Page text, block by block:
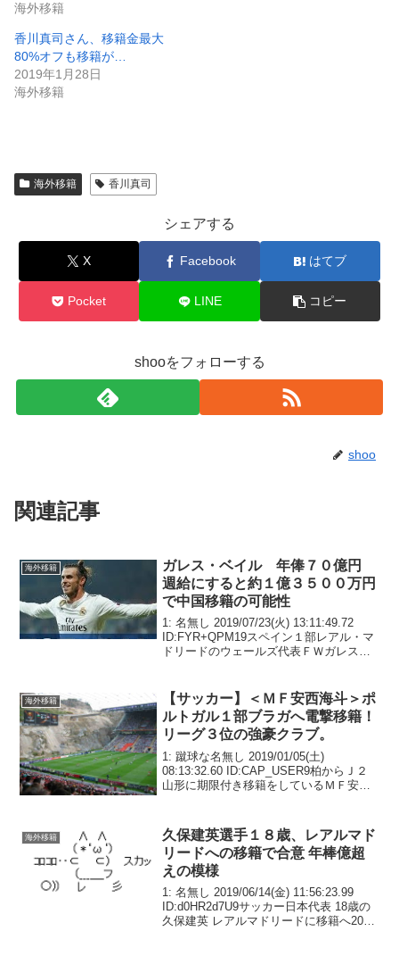
海外移籍
香川真司さん、移籍金最大
80%オフも移籍が…
2019年1月28日
海外移籍
海外移籍 香川真司
シェアする
X Facebook はてブ
Pocket LINE コピー
shooをフォローする
shoo
関連記事
海外移籍
ガレス・ベイル 年俸７０億円
週給にすると約１億３５００万円
で中国移籍の可能性
1: 名無し 2019/07/23(火) 13:11:49.72
ID:FYR+QPM19スペイン１部レアル・マ
ドリードのウェールズ代表ＦＷガレス・
安はビッグマネーを用...
海外移籍
【サッカー】＜ＭＦ安西海斗＞ポ
ルトガル１部ブラガへ電撃移籍！
リーグ３位の強豪クラブ。
1: 蹴球な名無し 2019/01/05(土)
08:13:32.60 ID:CAP_USER9柏からＪ２
山形に期限付き移籍をしているＭＦ安西
係者によると、シーズン終了...
海外移籍
久保建英選手１８歳、レアルマド
リードへの移籍で合意 年棒億超
えの模様
1: 名無し 2019/06/14(金) 11:56:23.99
ID:d0HR2d7U9サッカー日本代表 18歳の
久保建英 レアルマドリードに移籍へ2019